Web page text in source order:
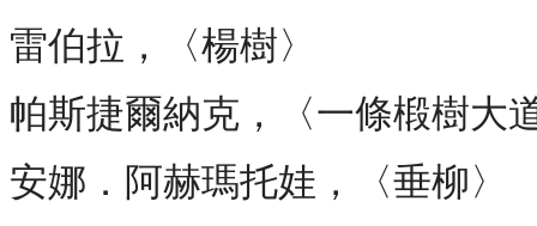
雷伯拉，〈楊樹〉
帕斯捷爾納克，〈一條椴樹大
安娜．阿赫瑪托娃，〈垂柳〉